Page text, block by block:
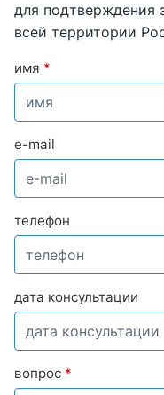
для подтверждения
всей территории
имя *
e-mail
телефон
дата консультации
вопрос *